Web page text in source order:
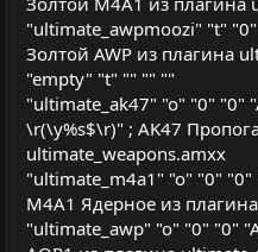
"ultimate_awpmoozi" "t"
Золтой AWP из плагина
"empty" "t" "" "" ""
"ultimate_ak47" "o" "0" "0"
\r(\y%s$\r)" ; AK47
ultimate_weapons.amxx
"ultimate_m4a1" "o" "0"
M4A1 Ядерное из
"ultimate_awp" "o" "0" "0"